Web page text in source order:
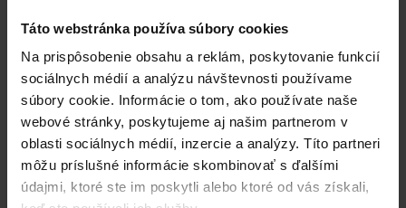
Táto webstránka používa súbory cookies
Na prispôsobenie obsahu a reklám, poskytovanie funkcií
sociálnych médií a analýzu návštevnosti používame
súbory cookie. Informácie o tom, ako používate naše
webové stránky, poskytujeme aj našim partnerom v
oblasti sociálnych médií, inzercie a analýzy. Títo partneri
môžu príslušné informácie skombinovať s ďalšími
údajmi, ktoré ste im poskytli alebo ktoré od vás získali,
Podrobný popis Videoprezentácia
Podrobný popis
Poloautomatický vysávač špeciálne navrhnutý pre
nadzemné bazény a filtrácie s nízkym prietokom.Pre
spustenie (po zapnutí čerpadla) je nutné šklbnúť
s telom vysávača horizontálnym smerom (viď.